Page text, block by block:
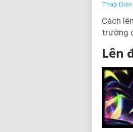
Thap Dien
Cách
trường
Lên